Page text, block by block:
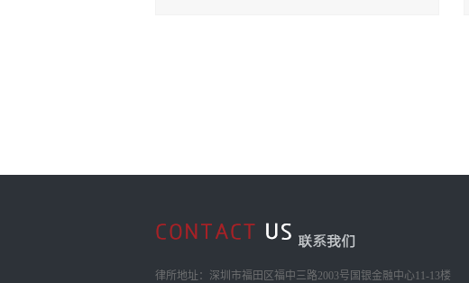
律所地址：深圳市福田区福中三路2003号国银金融中心11-13楼